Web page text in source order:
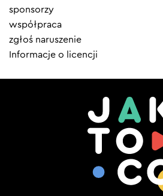
sponsorzy
współpraca
zgłoś naruszenie
Informacje o licencji